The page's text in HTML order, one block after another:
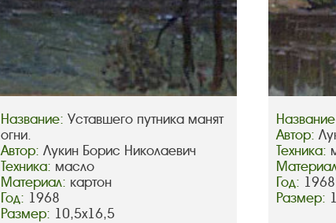
Название:Уставшего путника манят
огни.
Автор:Лукин Борис Николаевич
Техника: масло
Материал: картон
Год: 1968
Размер: 10,5х16,5
Автор:
Техника:
Год: 1968
Размер: